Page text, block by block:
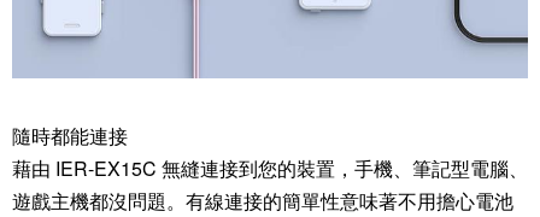
隨時都能連接
藉由 IER-EX15C 無縫連接到您的裝置，手機、筆記型電腦、
遊戲主機都沒問題。有線連接的簡單性意味著不用擔心電池